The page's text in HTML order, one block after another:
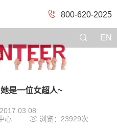
800-620-2025
EN
是一位女超人~
心  浏览：23929次